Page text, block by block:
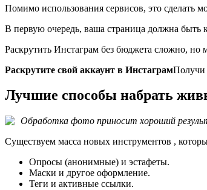
Помимо использования сервисов, это сделать
В первую очередь, ваша страница должна быть
Раскрутить Инстаграм без бюджета сложно, но
Раскрутите свой аккаунт в ИнстаграмПолучи
Лучшие способы набрать
Обработка фото приносит хороший
Существуем масса новых инструментов ,
Опросы (анонимные) и эстафеты.
Маски и другое оформление.
Теги и активные ссылки.